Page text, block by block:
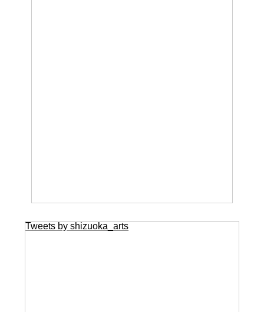
Tweets by shizuoka_arts